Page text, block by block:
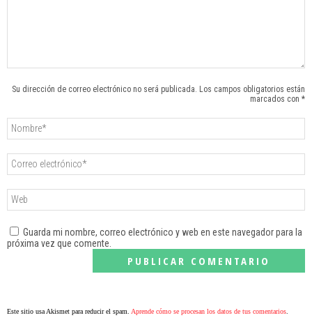
Su dirección de correo electrónico no será publicada. Los campos obligatorios están
marcados con *
Guarda mi nombre, correo electrónico y web en este navegador para la
próxima vez que comente.
Este sitio usa Akismet para reducir el spam. Aprende cómo se procesan los datos de tus comentarios